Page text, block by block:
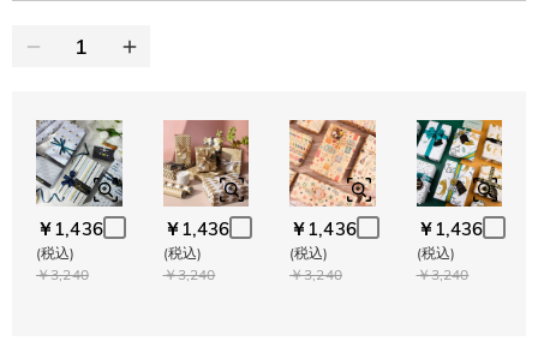
￥1,436
(税込)
￥3,240
￥1,436
(税込)
￥3,240
￥1,436
(税込)
￥3,240
￥1,436
(税込)
￥3,240